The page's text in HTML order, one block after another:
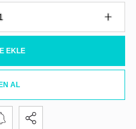
EKLE
AL